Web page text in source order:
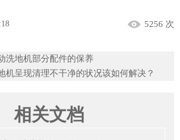
5256 次
洗地机部分配件的保养
机呈现清理不干净的状况该如何解决？
相关文档